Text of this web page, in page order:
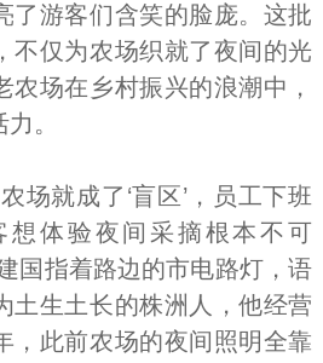
了游客们含笑的脸庞。这批
不仅为农场织就了夜间的光
农场在乡村振兴的浪潮中，
。
就成了‘盲区’，员工下班
想体验夜间采摘根本不可
国指着路边的市电路灯，语
土生土长的株洲人，他经营
，此前农场的夜间照明全靠